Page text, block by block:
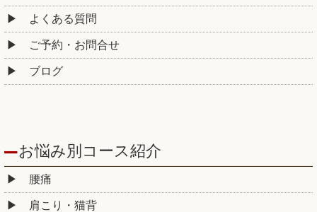
よくある質問
ご予約・お問合せ
ブログ
お悩み別コース紹介
腰痛
肩こり・猫背